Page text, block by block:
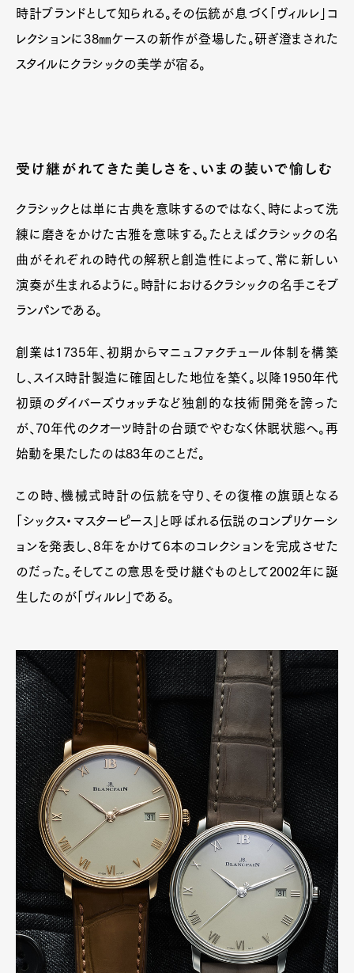
時計ブランドとして知られる。その伝統が息づく「ヴィルレ」コ
レクションに38㎜ケースの新作が登場した。研ぎ澄まされた
スタイルにクラシックの美学が宿る。
受け継がれてきた美しさを、いまの装いで愉しむ
クラシックとは単に古典を意味するのではなく、時によって洗
練に磨きをかけた古雅を意味する。たとえばクラシックの名
曲がそれぞれの時代の解釈と創造性によって、常に新しい
演奏が生まれるように。時計におけるクラシックの名手こそブ
ランパンである。
創業は1735年、初期からマニュファクチュール体制を構築
し、スイス時計製造に確固とした地位を築く。以降1950年代
初頭のダイバーズウォッチなど独創的な技術開発を誇った
が、70年代のクオーツ時計の台頭でやむなく休眠状態へ。再
始動を果たしたのは83年のことだ。
この時、機械式時計の伝統を守り、その復権の旗頭となる
「シックス・マスターピース」と呼ばれる伝説のコンプリケーシ
ョンを発表し、8年をかけて6本のコレクションを完成させた
のだった。そしてこの意思を受け継ぐものとして2002年に誕
生したのが「ヴィルレ」である。